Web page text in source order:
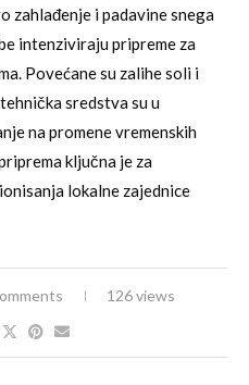
zahlađenje i padavine snega
intenziviraju pripreme za
Povećane su zalihe soli i
sredstva su u
na promene vremenskih
ključna je za
lokalne zajednice
126 views